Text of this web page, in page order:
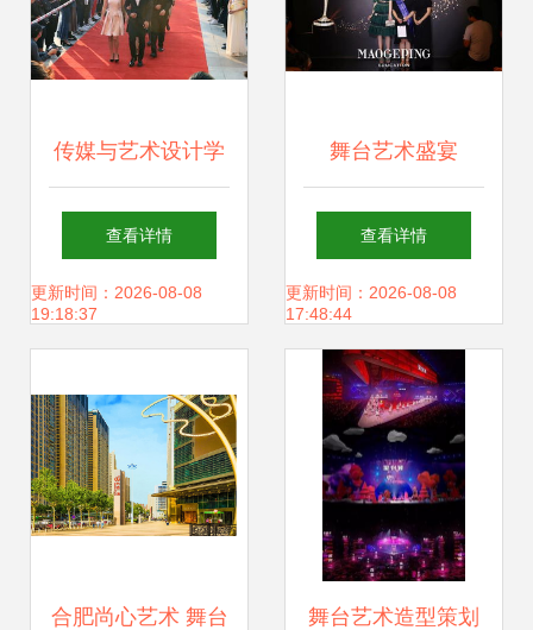
传媒与艺术设计学
院将课堂搬到舞台
“舞台艺术造型策
查看详情
更新时间：2026-08-08
19:18:37
舞台艺术盛宴
2019.08.14郑州毛
戈平形象设计第六
届化妆造型全科班
毕业发布会精彩绽
放
查看详情
更新时间：2026-08-08
17:48:44
合肥尚心艺术 舞台 舞台艺术造型策划